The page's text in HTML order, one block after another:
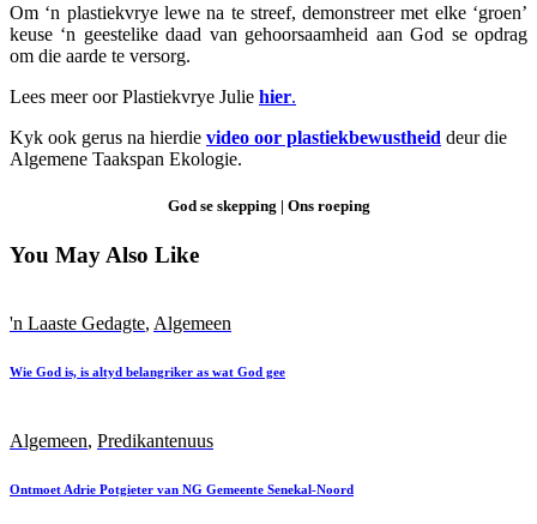
Om ‘n plastiekvrye lewe na te streef, demonstreer met elke ‘groen’
keuse ‘n geestelike daad van gehoorsaamheid aan God se opdrag
om die aarde te versorg.
Lees meer oor Plastiekvrye Julie hier.
Kyk ook gerus na hierdie video oor plastiekbewustheid deur die
Algemene Taakspan Ekologie.
God se skepping | Ons roeping
You May Also Like
'n Laaste Gedagte, Algemeen
Wie God is, is altyd belangriker as wat God gee
Algemeen, Predikantenuus
Ontmoet Adrie Potgieter van NG Gemeente Senekal-Noord